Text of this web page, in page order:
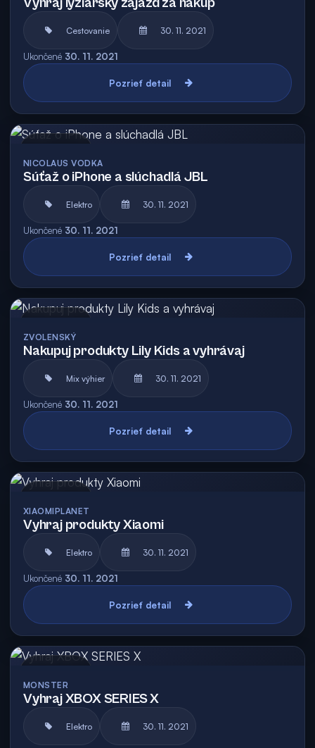
Cestovanie 30. 11. 2021
Ukončené 30. 11. 2021
Pozrieť detail
NICOLAUS VODKA
Súťaž o iPhone a slúchadlá JBL
Elektro 30. 11. 2021
Ukončené 30. 11. 2021
Pozrieť detail
ZVOLENSKÝ
Nakupuj produkty Lily Kids a vyhrávaj
Mix výhier 30. 11. 2021
Ukončené 30. 11. 2021
Pozrieť detail
XIAOMIPLANET
Vyhraj produkty Xiaomi
Elektro 30. 11. 2021
Ukončené 30. 11. 2021
Pozrieť detail
MONSTER
Vyhraj XBOX SERIES X
Elektro 30. 11. 2021